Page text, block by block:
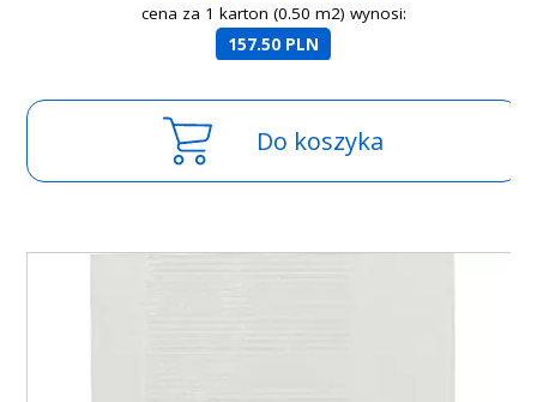
cena za 1 karton (0.50 m2) wynosi:
157.50 PLN
Do koszyka